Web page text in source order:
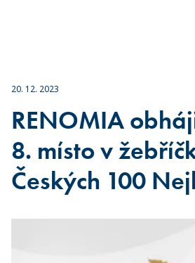
20. 12. 2023
RENOMIA
8. místo v
Českých 100